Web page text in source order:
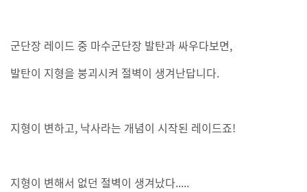
군단장 레이드 중 마수군단장 발탄과 싸우다보면,
발탄이 지형을 붕괴시켜 절벽이 생겨난답니다.
지형이 변하고, 낙사라는 개념이 시작된 레이드죠!
지형이 변해서 없던 절벽이 생겨났다.....